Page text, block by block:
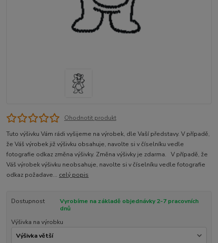
Ohodnotit produkt
Tuto výšivku Vám rádi vyšijeme na výrobek, dle Vaší představy. V případě,
že Váš výrobek již výšivku obsahuje, navolte si v číselníku vedle
fotografie odkaz změna výšivky. Změna výšivky je zdarma. V případě, že
Váš výrobek výšivku neobsahuje, navolte si v číselníku vedle fotografie
odkaz požadave... celý popis
Dostupnost
Vyrobíme na základě objednávky 2-7 pracovních
dnů
Výšivka na výrobku